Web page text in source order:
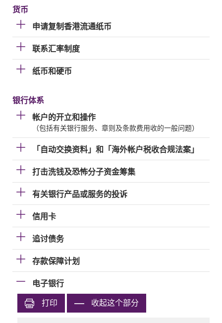
货币
申请复制香港流通纸币
联系汇率制度
纸币和硬币
银行体系
帐户的开立和操作
（包括有关银行服务、章则及条款费用收的一般问题）
「自动交换资料」和「海外帐户税收合规法案」
打击洗钱及恐怖分子资金筹集
有关银行产品或服务的投诉
信用卡
追讨债务
存款保障计划
电子银行
打印 收起这个部分